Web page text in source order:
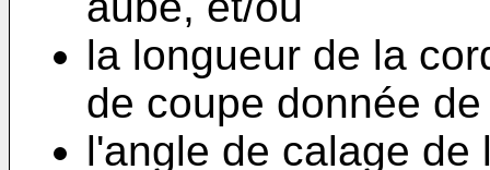
la longueur de la
de coupe donnée
l'angle de calage de